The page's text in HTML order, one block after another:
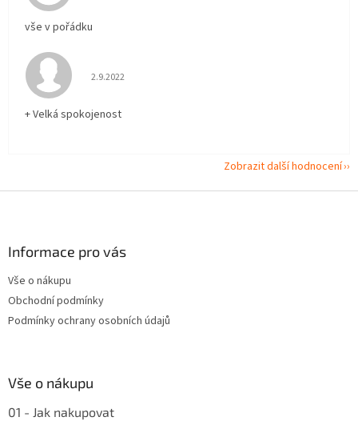
vše v pořádku
Hodnocení obchodu je 5 z 5 hvězdiček.
2.9.2022
+ Velká spokojenost
Zobrazit další hodnocení
Informace pro vás
Vše o nákupu
Obchodní podmínky
Podmínky ochrany osobních údajů
Vše o nákupu
01 - Jak nakupovat